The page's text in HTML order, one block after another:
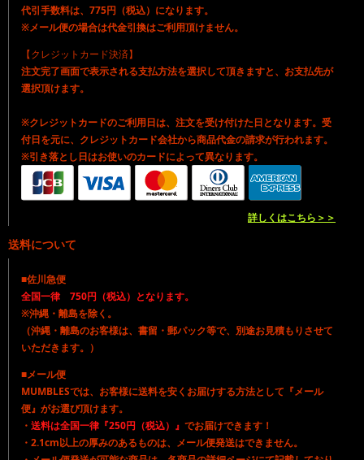
代引手数料は、775円（税込）になります。
※メール便の場合は代金引換はご利用頂けません。
【クレジットカード決済】
注文完了画面で表示される支払方法を選択して頂きますと、お支払先が
選択頂けます。
※クレジットカードのご利用日は、注文を受け付けた日となります。受
付日を元に、クレジットカード会社から商品代金の請求が行われます。
※引き落とし日はお使いのカードによって異なります。
詳しくはこちら＞＞
送料について
■佐川急便
全国一律 750円（税込）となります。
※沖縄・離島を除く。
（沖縄・離島のお客様は、書留・郵パック等で、別途お見積もりさせて
いただきます。）
■メール便
MUMBLESでは、お客様に送料を安くお届けする方法として『メール
便』がお選び頂けます。
・ 送料は全国一律『250円（税込）』 でお届けできます！
・2.1cm以上の厚みのあるものは、メール便発送はできません。